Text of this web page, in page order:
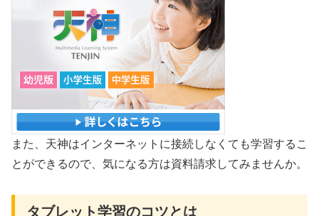
また、天神はインターネットに接続しなくても学習するこ
とができるので、気になる方は資料請求してみませんか。
タブレット学習のコツとは